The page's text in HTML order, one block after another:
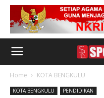
Home KOTA BENGKULU
KOTA BENGKULU PENDIDIKAN